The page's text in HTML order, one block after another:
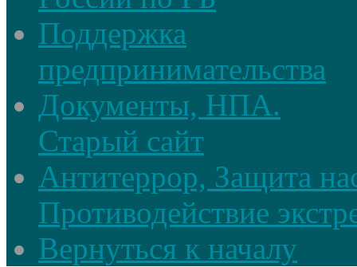
Поддержка
предпринимательства
Документы, НПА.
Старый сайт
Антитеррор, Защита
Противодействие
Вернуться к началу